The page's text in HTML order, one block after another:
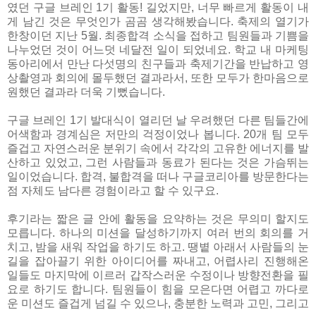
였던 구글 브레인 1기 활동! 길었지만, 너무 빠르게 활동이 내
게 남긴 것은 무엇인가 곰곰 생각해봤습니다. 축제의 열기가
한창이던 지난 5월. 최종합격 소식을 접하고 팀원들과 기쁨을
나누었던 것이 어느덧 네달전 일이 되었네요. 학교 내 마케팅
동아리에서 만난 다섯명의 친구들과 축제기간을 반납하고 영
상촬영과 회의에 몰두했던 결과라서, 또한 모두가 한마음으로
원했던 결과라 더욱 기뻤습니다.
구글 브레인 1기 발대식이 열리던 날 우려했던 다른 팀들간에
어색함과 경계심은 저만의 걱정이었나 봅니다. 20개 팀 모두
즐겁고 자연스러운 분위기 속에서 각각의 고유한 에너지를 발
산하고 있었고, 그런 사람들과 동료가 된다는 것은 가슴뛰는
일이었습니다. 합격, 불합격을 떠나 구글코리아를 방문한다는
점 자체도 남다른 경험이라고 할 수 있구요.
후기라는 짧은 글 안에 활동을 요약하는 것은 무의미 할지도
모릅니다. 하나의 미션을 달성하기까지 여러 번의 회의를 거
치고, 밤을 새워 작업을 하기도 하고. 땡볕 아래서 사람들의 눈
길을 잡아끌기 위한 아이디어를 짜내고, 어렵사리 진행해온
일들도 마지막에 이르러 갑작스러운 수정이나 방향전환을 필
요로 하기도 합니다. 팀원들이 힘을 모은다면 어렵고 까다로
운 미션도 즐겁게 넘길 수 있으나, 충분한 노력과 고민, 그리고